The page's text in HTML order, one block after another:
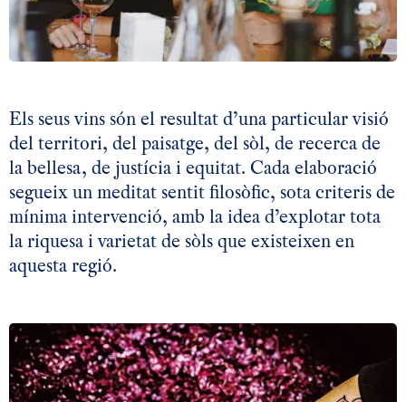
Els seus vins són el resultat d’una particular visió
del territori, del paisatge, del sòl, de recerca de
la bellesa, de justícia i equitat. Cada elaboració
segueix un meditat sentit filosòfic, sota criteris de
mínima intervenció, amb la idea d’explotar tota
la riquesa i varietat de sòls que existeixen en
aquesta regió.